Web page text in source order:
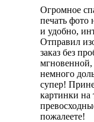
Огромное
печать фото
и удобно,
Отправил
заказ без
немного
супер!
картинки на
пожалеете!